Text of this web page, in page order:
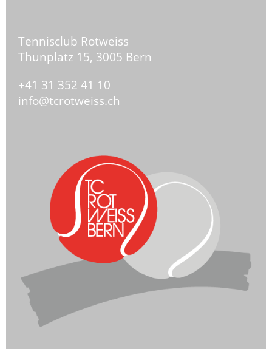
Tennisclub Rotweiss
Thunplatz 15, 3005 Bern
+41 31 352 41 10
info@tcrotweiss.ch